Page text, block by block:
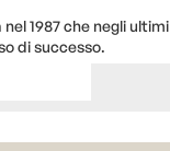
1987 che negli ultimi
di successo.